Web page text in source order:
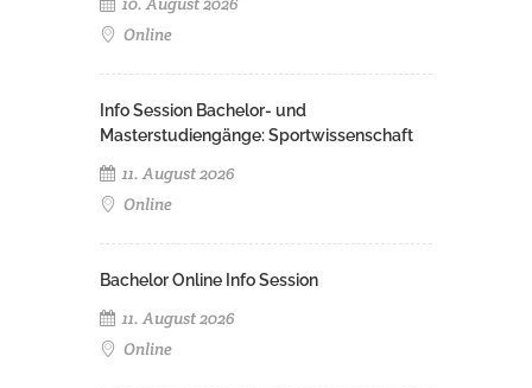
Online
Info Session Bachelor- und
Masterstudiengänge: Sportwissenschaft
11. August 2026
Online
Bachelor Online Info Session
11. August 2026
Online